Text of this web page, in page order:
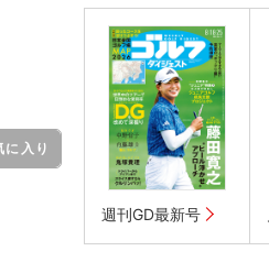
に入り
週刊GD最新号